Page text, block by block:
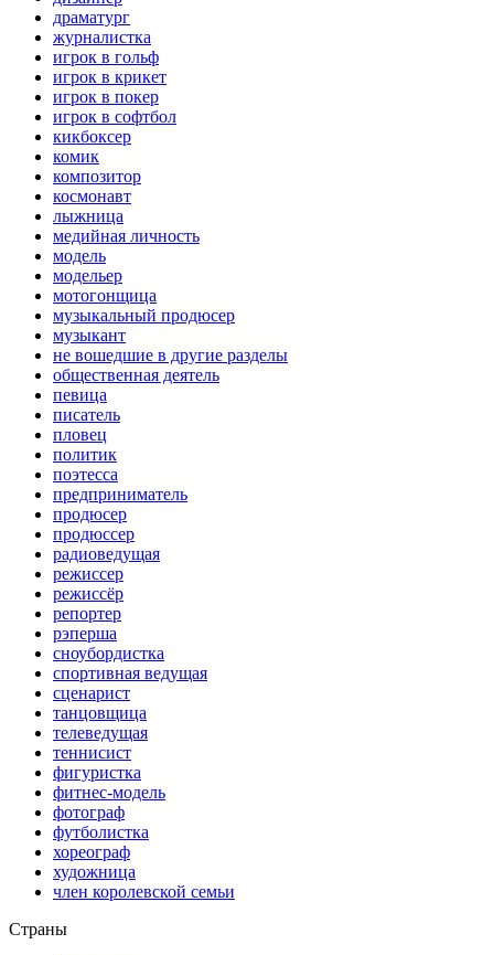
драматург
журналистка
игрок в гольф
игрок в крикет
игрок в покер
игрок в софтбол
кикбоксер
комик
композитор
космонавт
лыжница
медийная личность
модель
модельер
мотогонщица
музыкальный продюсер
музыкант
не вошедшие в другие разделы
общественная деятель
певица
писатель
пловец
политик
поэтесса
предприниматель
продюсер
продюссер
радиоведущая
режиссер
режиссёр
репортер
рэперша
сноубордистка
спортивная ведущая
сценарист
танцовщица
телеведущая
теннисист
фигуристка
фитнес-модель
фотограф
футболистка
хореограф
художница
член королевской семьи
Страны